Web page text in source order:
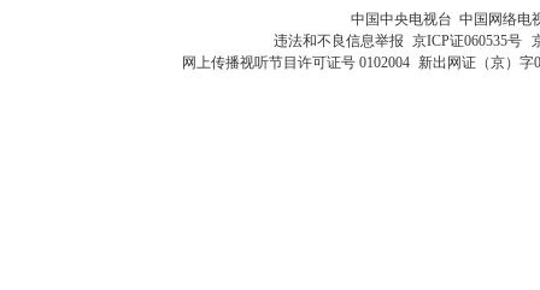
中国中央电视台 中国网络电
违法和不良信息举报 京ICP证060535号
网上传播视听节目许可证号 0102004 新出网证（京）